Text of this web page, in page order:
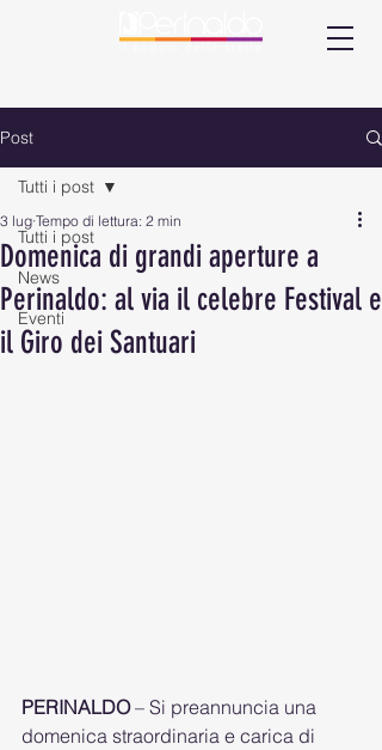
Post
Tutti i post
News
Eventi
Tutti i post
Domenica di grandi aperture a
Perinaldo: al via il celebre Festival e
il Giro dei Santuari
3 lug Tempo di lettura: 2 min
PERINALDO – Si preannuncia una
domenica straordinaria e carica di